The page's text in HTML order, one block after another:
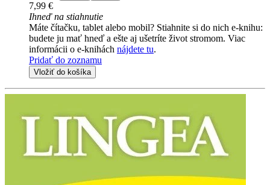
7,99 €
Ihneď na stiahnutie
Máte čítačku, tablet alebo mobil? Stiahnite si do nich e-knihu:
budete ju mať hneď a ešte aj ušetríte život stromom. Viac
informácii o e-knihách nájdete tu.
Pridať do zoznamu
Vložiť do košíka